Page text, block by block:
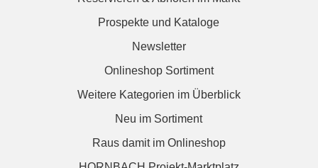
Prospekte und Kataloge
Newsletter
Onlineshop Sortiment
Weitere Kategorien im Überblick
Neu im Sortiment
Raus damit im Onlineshop